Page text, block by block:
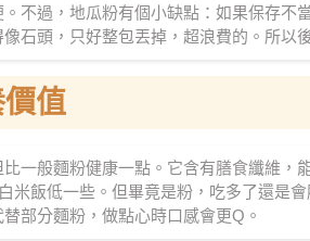
不過，地瓜粉有個小缺點：如果保存不
石頭，只好整包丟掉，超浪費的。所以
值
一般麵粉健康一點。它含有膳食纖維，
米飯低一些。但畢竟是粉，吃多了還是
部分麵粉，做點心時口感會更Q。